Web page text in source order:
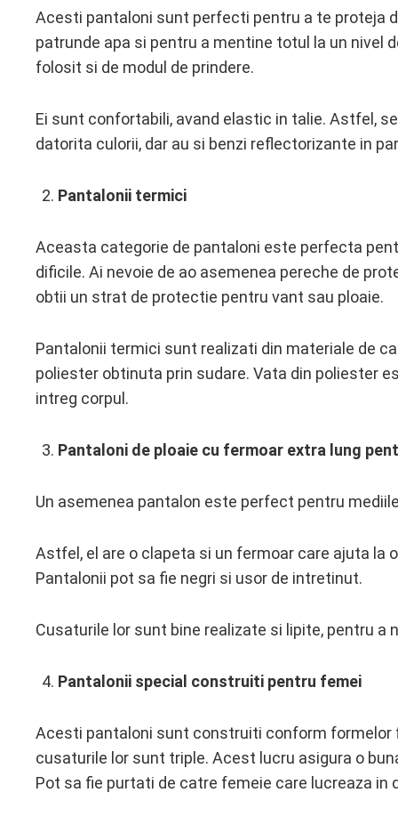
Acesti pantaloni sunt perfecti pentru a te proteja
patrunde apa si pentru a mentine totul la un nivel
folosit si de modul de prindere.
Ei sunt confortabili, avand elastic in talie. Astfel,
datorita culorii, dar au si benzi reflectorizante in
Pantalonii termici
Aceasta categorie de pantaloni este perfecta
dificile. Ai nevoie de ao asemenea pereche de
obtii un strat de protectie pentru vant sau ploaie.
Pantalonii termici sunt realizati din materiale de
poliester obtinuta prin sudare. Vata din poliester
intreg corpul.
Pantaloni de ploaie cu fermoar extra lung
Un asemenea pantalon este perfect pentru
Astfel, el are o clapeta si un fermoar care ajuta la
Pantalonii pot sa fie negri si usor de intretinut.
Cusaturile lor sunt bine realizate si lipite, pentru a
Pantalonii special construiti pentru femei
Acesti pantaloni sunt construiti conform formelor
cusaturile lor sunt triple. Acest lucru asigura o
Pot sa fie purtati de catre femeie care lucreaza in